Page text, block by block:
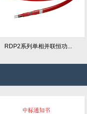
RDP2系列单相并联恒功...